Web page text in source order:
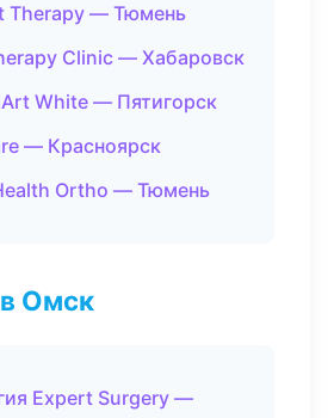
Therapy — Тюмень
Clinic — Хабаровск
White — Пятигорск
— Красноярск
Ortho — Тюмень
Омск
Expert Surgery —